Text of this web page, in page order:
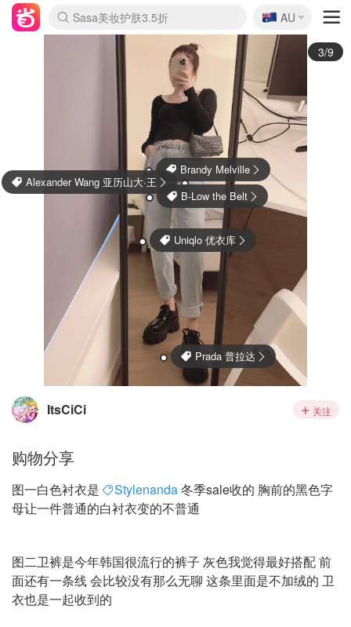
lululemon折扣上新
Sasa美妆护肤3.5折
SSENSE年中2.5折
FreshBeauty好价汇总
Cettire降价+叠9折
WWS Coles超市实拍
viagogo二手票捡漏
Myer超级周末
The Outnet奢牌1折起
David Jones 3折起
Flannels大牌1折
Perfumes Club护肤1折
AMIRO面罩$251
Amazon折扣汇总
eToro入金$200送$50
Amazon数码好物
ICONIC本周7.5折
ThedoubleF高奢地板价
Moose Knuckles 6折
丝芙兰5折起
EUFY摄像头$98
Selenichast首饰2折
Trip机票酒店促销
YSL送5件彩妆礼
Amazon家居好物
Amazon美妆护肤
雅漾大喷$8
过敏原检测盒$33
伊索独家赠50ml沐浴露
科颜氏高保湿面霜$29
SEALIFE海洋馆门票6折
丝塔芙大白罐$16
订阅Newsletter送香薰
Cult Beauty 6.8折
Harrods圣诞日历$525
LN-CC奢牌私促3折
d'Alba空姐喷雾$16
EVE LOM套装£56
Bernardelli独家4折
Adore Beauty 6折起
CT圣诞日历
Mytheresa奢品2.7折
Luxury Escapes 9折
Currentbody美容仪$881
MOON Garden Live
Roborock扫地机$649
Tingo Life水杯$24
Valentino官网5折
CR洗护套装$23
修丽可4件套$159
Myer彩妆2件7折
GANNI官网4.5折
Stylevana韩妆4折
Tessabit高奢8.5折
OGX洗发水$11
Amazon阿德莱德次日达
卡诗8.5折+赠礼
Philips Hue灯具8折
🇦🇺
AU
Brandy Melville
B-Low the Belt
Uniqlo 优衣库
Prada 普拉达
Alexander Wang 亚历山大·王
3/9
ItsCiCi 关注
购物分享
图一白色衬衣是 Stylenanda冬季sale收的 胸前的黑色字
母让一件普通的白衬衣变的不普通
图二卫裤是今年韩国很流行的裤子 灰色我觉得最好搭配 前
面还有一条线 会比较没有那么无聊 这条里面是不加绒的 卫
衣也是一起收到的